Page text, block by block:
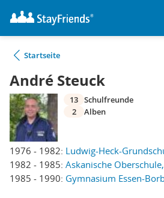
Startseite
André Steuck
1976 - 1982: Ludwig-Heck-
1982 - 1985: Askanische
1985 - 1990: Gymnasium Essen-
13 Schulfreunde
2
Alben